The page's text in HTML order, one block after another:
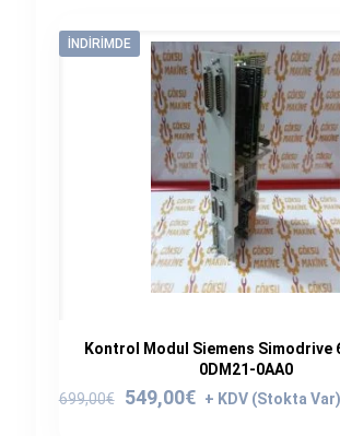
İNDIRIMDE
Kontrol Modul Siemens Simodrive
0DM21-0AA0
699,00€
Orijinal
549,00€